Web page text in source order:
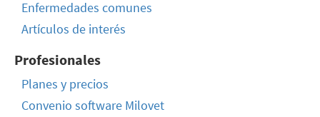
Enfermedades comunes
Artículos de interés
Profesionales
Planes y precios
Convenio software Milovet